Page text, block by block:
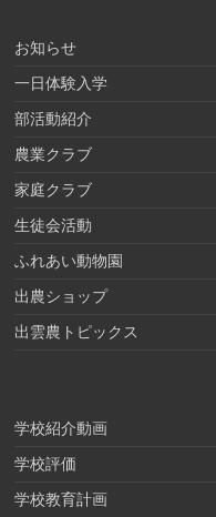
お知らせ
一日体験入学
部活動紹介
農業クラブ
家庭クラブ
生徒会活動
ふれあい動物園
出農ショップ
出雲農トピックス
学校紹介動画
学校評価
学校教育計画